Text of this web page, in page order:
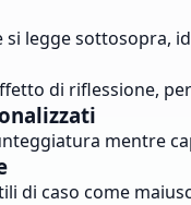
legge sottosopra,
di riflessione,
mentre
di caso come